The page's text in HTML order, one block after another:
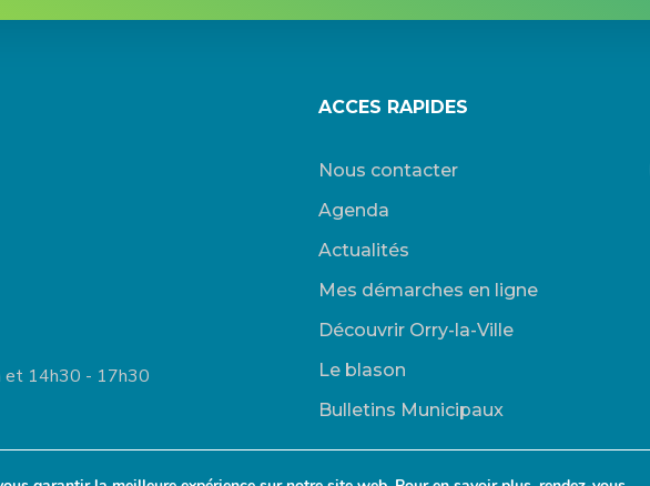
et 14h30 - 17h30
ACCES RAPIDES
Nous contacter
Agenda
Actualités
Mes démarches en ligne
Découvrir Orry-la-Ville
Le blason
Bulletins Municipaux